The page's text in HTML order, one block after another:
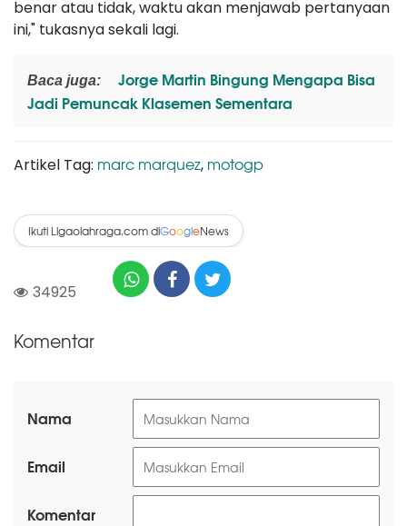
benar atau tidak, waktu akan menjawab pertanyaan
ini," tukasnya sekali lagi.
Baca juga:
Jorge Martin Bingung Mengapa Bisa
Jadi Pemuncak Klasemen Sementara
Artikel Tag: marc marquez, motogp
Ikuti Ligaolahraga.com diGoogleNews
34925
Komentar
Nama
Email
Komentar